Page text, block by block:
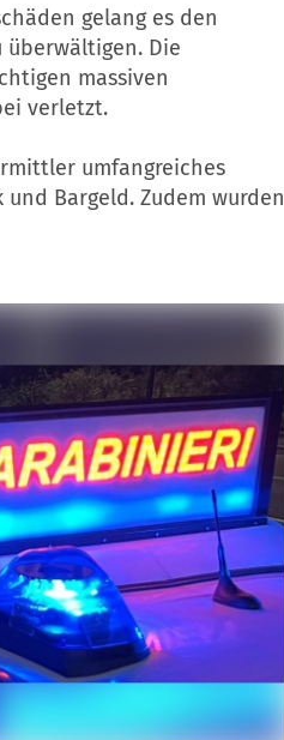
gelang es den
Die
massiven
verletzt.
umfangreiches
Bargeld. Zudem wurden